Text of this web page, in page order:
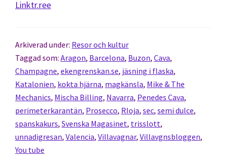
Linktr.ree
Arkiverad under: Resor och kultur
Taggad som: Aragon, Barcelona, Buzon, Cava,
Champagne, ekengrenskan.se, jäsning i flaska,
Katalonien, kokta hjärna, magkänsla, Mike & The
Mechanics, Mischa Billing, Navarra, Penedes Cava,
perimeterkarantän, Prosecco, RIoja, sec, semi dulce,
spanskakurs, Svenska Magasinet, trisslott,
unnadigresan, Valencia, Villavagnar, Villavgnsbloggen,
You tube